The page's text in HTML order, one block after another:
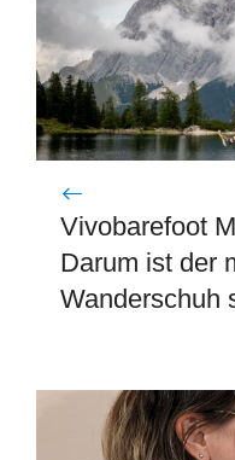
Vivobarefoot
Darum ist der
Wanderschuh